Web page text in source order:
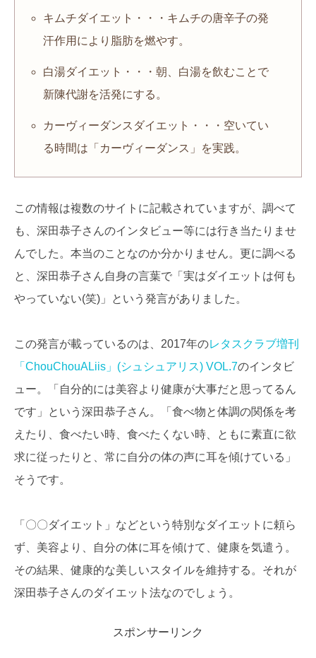
キムチダイエット・・・キムチの唐辛子の発
汗作用により脂肪を燃やす。
白湯ダイエット・・・朝、白湯を飲むことで
新陳代謝を活発にする。
カーヴィーダンスダイエット・・・空いてい
る時間は「カーヴィーダンス」を実践。
この情報は複数のサイトに記載されていますが、調べて
も、深田恭子さんのインタビュー等には行き当たりませ
んでした。本当のことなのか分かりません。更に調べる
と、深田恭子さん自身の言葉で「実はダイエットは何も
やっていない(笑)」という発言がありました。
この発言が載っているのは、2017年のレタスクラブ増刊
「ChouChouALiis」(シュシュアリス) VOL.7のインタビ
ュー。「自分的には美容より健康が大事だと思ってるん
です」という深田恭子さん。「食べ物と体調の関係を考
えたり、食べたい時、食べたくない時、ともに素直に欲
求に従ったりと、常に自分の体の声に耳を傾けている」
そうです。
「〇〇ダイエット」などという特別なダイエットに頼ら
ず、美容より、自分の体に耳を傾けて、健康を気遣う。
その結果、健康的な美しいスタイルを維持する。それが
深田恭子さんのダイエット法なのでしょう。
スポンサーリンク